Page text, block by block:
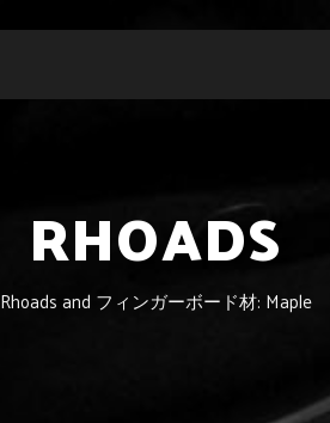
RHOADS
Rhoads and フィンガーボード材: Maple